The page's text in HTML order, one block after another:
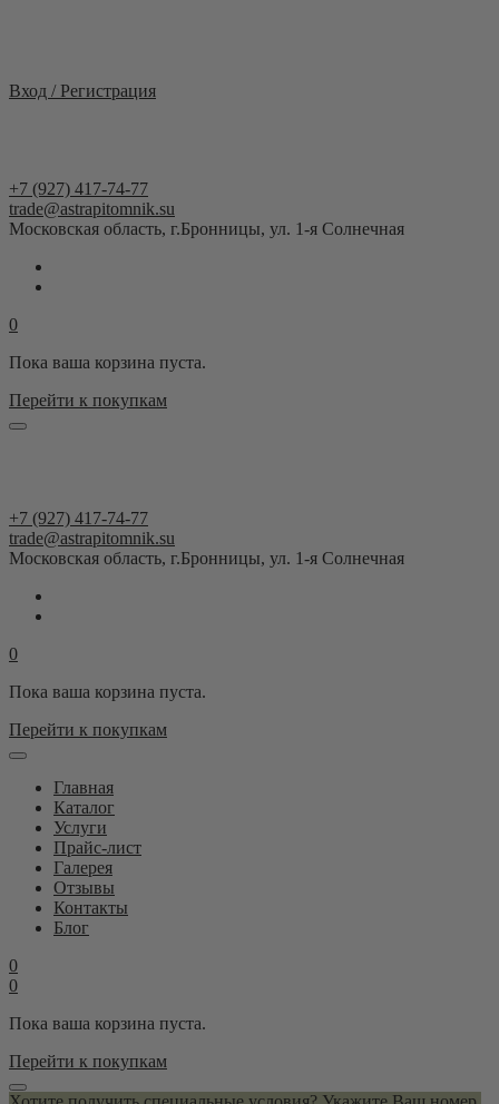
Вход / Регистрация
+7 (927) 417-74-77
trade@astrapitomnik.su
Московская область, г.Бронницы, ул. 1-я Солнечная
0
Пока ваша корзина пуста.
Перейти к покупкам
+7 (927) 417-74-77
trade@astrapitomnik.su
Московская область, г.Бронницы, ул. 1-я Солнечная
0
Пока ваша корзина пуста.
Перейти к покупкам
Главная
Каталог
Услуги
Прайс-лист
Галерея
Отзывы
Контакты
Блог
0
0
Пока ваша корзина пуста.
Перейти к покупкам